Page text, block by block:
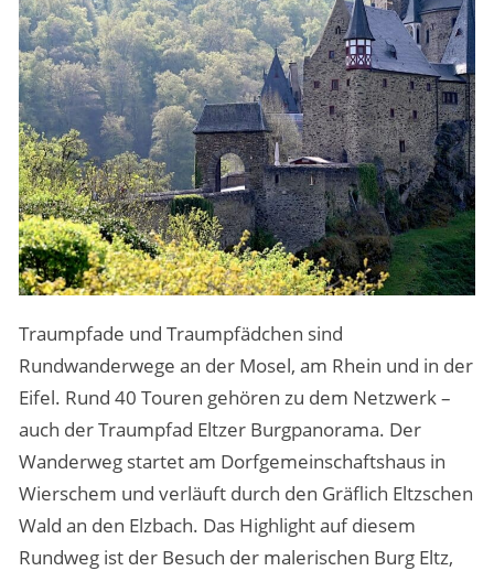
Traumpfade und Traumpfädchen sind
Rundwanderwege an der Mosel, am Rhein und in der
Eifel. Rund 40 Touren gehören zu dem Netzwerk –
auch der Traumpfad Eltzer Burgpanorama. Der
Wanderweg startet am Dorfgemeinschaftshaus in
Wierschem und verläuft durch den Gräflich Eltzschen
Wald an den Elzbach. Das Highlight auf diesem
Rundweg ist der Besuch der malerischen Burg Eltz,